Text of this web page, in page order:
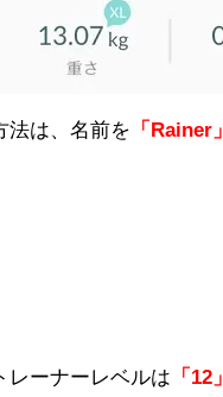
法は、名前を 「Rainer」
レーナーレベルは 「12」